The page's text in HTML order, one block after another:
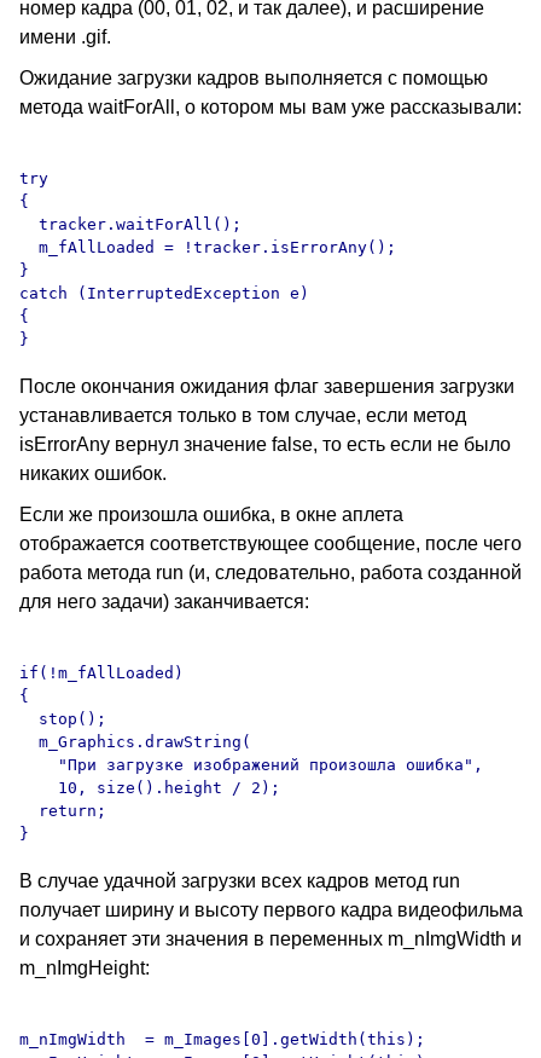
номер кадра (00, 01, 02, и так далее), и расширение
имени .gif.
Ожидание загрузки кадров выполняется с помощью
метода waitForAll, о котором мы вам уже рассказывали:
try
{
  tracker.waitForAll();
  m_fAllLoaded = !tracker.isErrorAny();
}
catch (InterruptedException e)
{
После окончания ожидания флаг завершения загрузки
устанавливается только в том случае, если метод
isErrorAny вернул значение false, то есть если не было
никаких ошибок.
Если же произошла ошибка, в окне аплета
отображается соответствующее сообщение, после чего
работа метода run (и, следовательно, работа созданной
для него задачи) заканчивается:
if(!m_fAllLoaded)
{
  stop();
  m_Graphics.drawString(
    "При загрузке изображений произошла ошибка",
    10, size().height / 2);
  return;
В случае удачной загрузки всех кадров метод run
получает ширину и высоту первого кадра видеофильма
и сохраняет эти значения в переменных m_nImgWidth и
m_nImgHeight:
m_nImgWidth  = m_Images[0].getWidth(this);